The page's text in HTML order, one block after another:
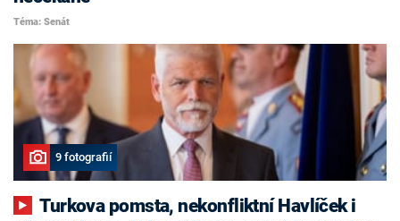
Téma: Senát
9 fotografií
Turkova pomsta, nekonfliktní Havlíček i